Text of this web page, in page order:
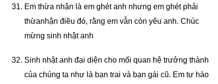
Em thừa nhận là em ghét anh nhưng em ghét phải
thừanhận điều đó, rằng em vẫn còn yêu anh. Chúc
mừng sinh nhật anh
Sinh nhật anh đại diện cho mối quan hệ trưởng thành
của chúng ta như là bạn trai và bạn gái cũ. Em tự hào